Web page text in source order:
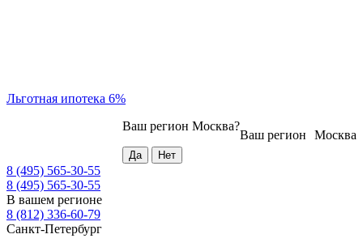
Льготная ипотека 6%
Москва
Ваш регион
Ваш регион Москва?
8 (495) 565-30-55
8 (495) 565-30-55
В вашем регионе
8 (812) 336-60-79
Санкт-Петербург